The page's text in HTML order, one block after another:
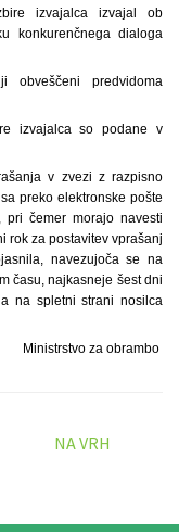
izvajalca izvajal ob
konkurenčnega dialoga
obveščeni predvidoma
izvajalca so podane v
v zvezi z razpisno
preko elektronske pošte
pri čemer morajo navesti
rok za postavitev vprašanj
navezujoča se na
času, najkasneje šest dni
na spletni strani nosilca
Ministrstvo za obrambo
NA VRH